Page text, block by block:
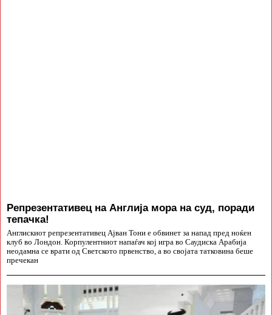
Репрезентативец на Англија мора на суд, поради
тепачка!
Англискиот репрезентативец Ајван Тони е обвинет за напад пред ноќен
клуб во Лондон. Корпулентниот напаѓач кој игра во Саудиска Арабија
неодамна се врати од Светското првенство, а во својата татковина беше
пречекан